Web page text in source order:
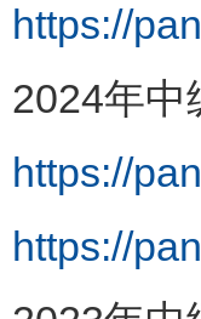
https://
2024年中
https://
https://